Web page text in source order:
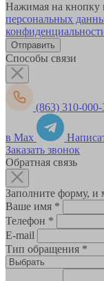
Нажимая на кнопку
персональных
Способы связи
(863) 310-000-
в Max
Заказать звонок
Обратная связь
Заполните форму,
Ваше имя *
Телефон *
E-mail
Тип обращения *